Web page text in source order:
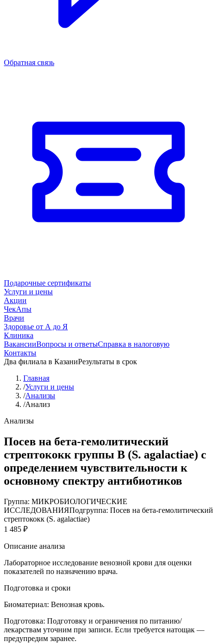
Обратная связь
Подарочные сертификаты
Услуги и цены
Акции
ЧекАпы
Врачи
Здоровье от А до Я
Клиника
ВакансииВопросы и ответыСправка в налоговую
Контакты
Два филиала в КазаниРезультаты в срок
Главная
/Услуги и цены
/Анализы
/Анализ
Анализы
Посев на бета-гемолитический
стрептококк группы В (S. agalactiae) с
определением чувствительности к
основному спектру антибиотиков
Группа: МИКРОБИОЛОГИЧЕСКИЕ
ИССЛЕДОВАНИЯПодгруппа: Посев на бета-гемолитический
стрептококк (S. agalactiae)
1 485 ₽
Описание анализа
Лабораторное исследование венозной крови для оценки
показателей по назначению врача.
Подготовка и сроки
Биоматериал: Венозная кровь.
Подготовка: Подготовку и ограничения по питанию/
лекарствам уточним при записи. Если требуется натощак —
предупредим заранее.